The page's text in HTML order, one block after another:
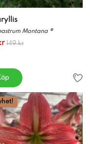
Montana ®
149 kr